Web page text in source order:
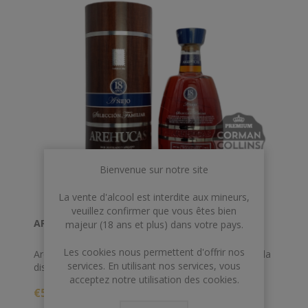
AREHUCAS 70 CL 40° 18 ANS RESERVA ESPECIAL
Arehucas Anejo Reserva Especial 18YO provient de la
distillerie Arehucas de Gran Canaria, qui peut se
prévaloir d'une histoire réussie et fière, en raison de la
haute qualité. La distillerie n'utilise que de la mélasse
€51,00
Bienvenue sur notre site
La vente d'alcool est interdite aux mineurs,
veuillez confirmer que vous êtes bien
majeur (18 ans et plus) dans votre pays.
Les cookies nous permettent d'offrir nos
services. En utilisant nos services, vous
acceptez notre utilisation des cookies.